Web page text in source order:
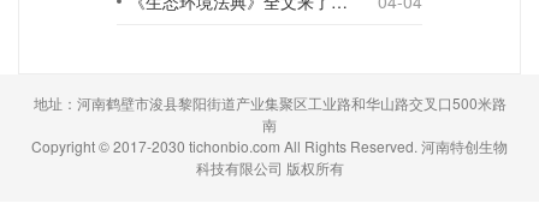
地址：河南鹤壁市浚县黎阳街道产业集聚区工业路和华山路交叉口500米路
南
Copyright © 2017-2030 tichonbio.com All Rights Reserved. 河南特创生物
科技有限公司 版权所有